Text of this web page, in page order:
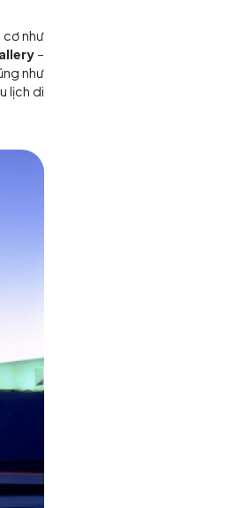
nghệ thuật tầm cơ như
Dreamings Gallery
sử của nước Úc cũng như
về loại hình du lịch di